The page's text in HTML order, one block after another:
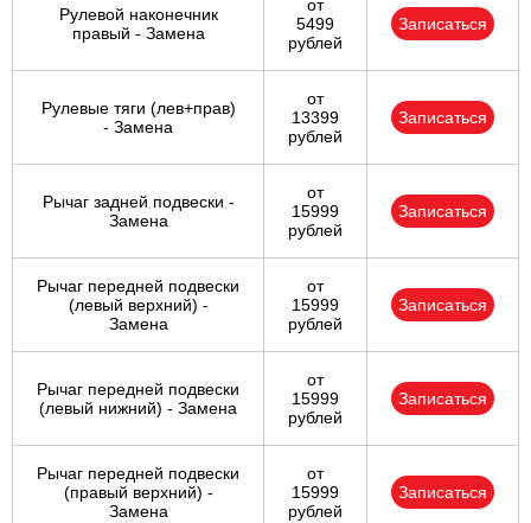
Рулевой наконечник
правый - Замена
от
5499
рублей
Записаться
Рулевые тяги (лев+прав)
- Замена
от
13399
рублей
Записаться
Рычаг задней подвески -
Замена
от
15999
рублей
Записаться
Рычаг передней подвески
(левый верхний) -
Замена
от
15999
рублей
Записаться
Рычаг передней подвески
(левый нижний) - Замена
от
15999
рублей
Записаться
Рычаг передней подвески
(правый верхний) -
Замена
от
15999
рублей
Записаться